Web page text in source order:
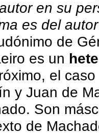
en su
es del
de
es un
el
y Juan de
Son
de